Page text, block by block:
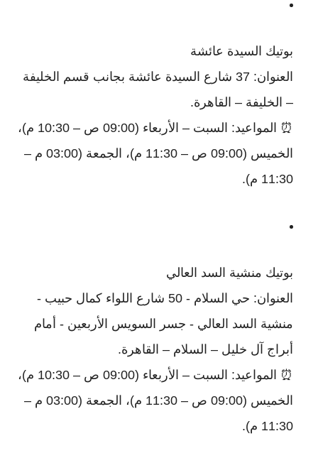
بوتيك السيدة عائشة
العنوان: 37 شارع السيدة عائشة بجانب قسم الخليفة
– الخليفة – القاهرة.
⏰ المواعيد: السبت – الأربعاء (09:00 ص – 10:30 م)،
الخميس (09:00 ص – 11:30 م)، الجمعة (03:00 م –
11:30 م).
بوتيك منشية السد العالي
العنوان: حي السلام - 50 شارع اللواء كمال حبيب -
منشية السد العالي - جسر السويس الأربعين - أمام
أبراج آل خليل – السلام – القاهرة.
⏰ المواعيد: السبت – الأربعاء (09:00 ص – 10:30 م)،
الخميس (09:00 ص – 11:30 م)، الجمعة (03:00 م –
11:30 م).